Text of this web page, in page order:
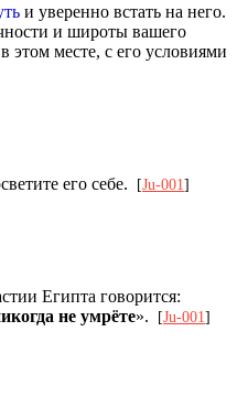
и уверенно встать на него.
и широты вашего
этом месте, с его условиями
его себе. [Ju-001 ]
Египта говорится:
не умрёте». [Ju-001 ]